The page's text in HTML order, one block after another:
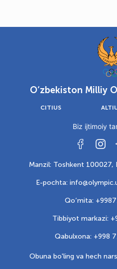
O‘zbekiston Milliy
CITIUS
Biz ijtimoiy
Manzil: Toshkent
E-pochta:
Qo‘mita:
Tibbiyot markazi:
Qabulxona: +998
Obuna bo'ling va hech